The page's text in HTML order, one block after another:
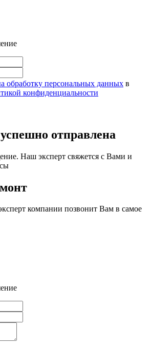
обработку персональных данных в
конфиденциальности
отправлена
Наш эксперт свяжется с Вами и
компании позвонит Вам в самое